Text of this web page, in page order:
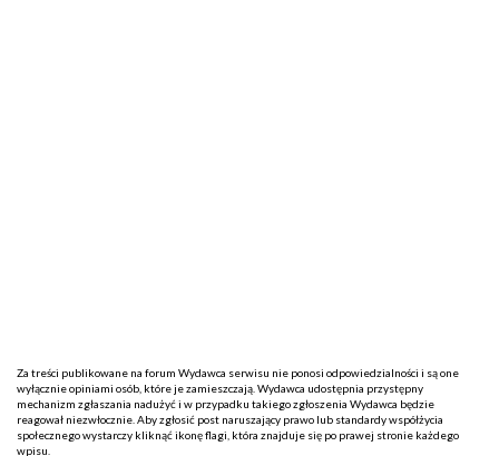
Za treści publikowane na forum Wydawca serwisu nie ponosi odpowiedzialności i są one
wyłącznie opiniami osób, które je zamieszczają. Wydawca udostępnia przystępny
mechanizm zgłaszania nadużyć i w przypadku takiego zgłoszenia Wydawca będzie
reagował niezwłocznie. Aby zgłosić post naruszający prawo lub standardy współżycia
społecznego wystarczy kliknąć ikonę flagi, która znajduje się po prawej stronie każdego
wpisu.